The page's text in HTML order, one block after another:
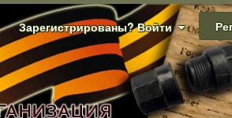
Зарегистрированы? Войти